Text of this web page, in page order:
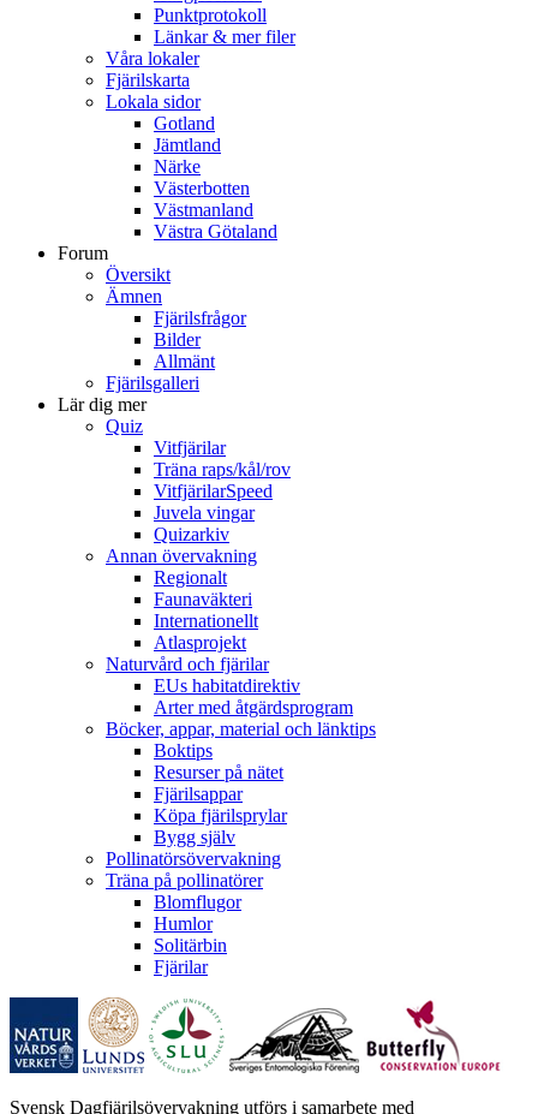
Punktprotokoll
Länkar & mer filer
Våra lokaler
Fjärilskarta
Lokala sidor
Gotland
Jämtland
Närke
Västerbotten
Västmanland
Västra Götaland
Forum
Översikt
Ämnen
Fjärilsfrågor
Bilder
Allmänt
Fjärilsgalleri
Lär dig mer
Quiz
Vitfjärilar
Träna raps/kål/rov
VitfjärilarSpeed
Juvela vingar
Quizarkiv
Annan övervakning
Regionalt
Faunaväkteri
Internationellt
Atlasprojekt
Naturvård och fjärilar
EUs habitatdirektiv
Arter med åtgärdsprogram
Böcker, appar, material och länktips
Boktips
Resurser på nätet
Fjärilsappar
Köpa fjärilsprylar
Bygg själv
Pollinatörsövervakning
Träna på pollinatörer
Blomflugor
Humlor
Solitärbin
Fjärilar
Svensk Dagfjärilsövervakning utförs i samarbete med